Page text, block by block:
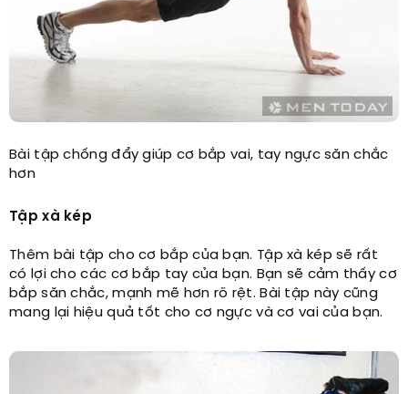
Bài tập chống đẩy giúp cơ bắp vai, tay ngực săn chắc
hơn
Tập xà kép
Thêm bài tập cho cơ bắp của bạn. Tập xà kép sẽ rất
có lợi cho các cơ bắp tay của bạn. Bạn sẽ cảm thấy cơ
bắp săn chắc, mạnh mẽ hơn rõ rệt. Bài tập này cũng
mang lại hiệu quả tốt cho cơ ngực và cơ vai của bạn.